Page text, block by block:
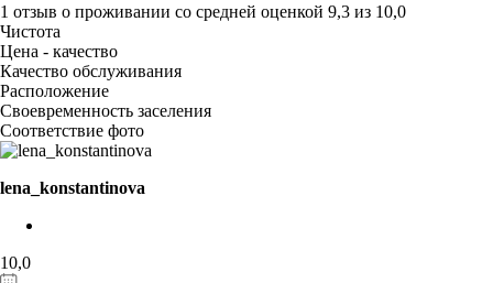
1 отзыв о проживании со средней оценкой 9,3 из 10,0
Чистота
Цена - качество
Качество обслуживания
Расположение
Своевременность заселения
Соответствие фото
lena_konstantinova
10,0